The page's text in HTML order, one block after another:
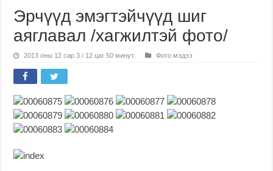
Эрчүүд эмэгтэйчүүд шиг
аяглавал /хагжилтэй фото/
2013 оны 12 сар 3 / 12 цаг 50 минут Фото мэдээ